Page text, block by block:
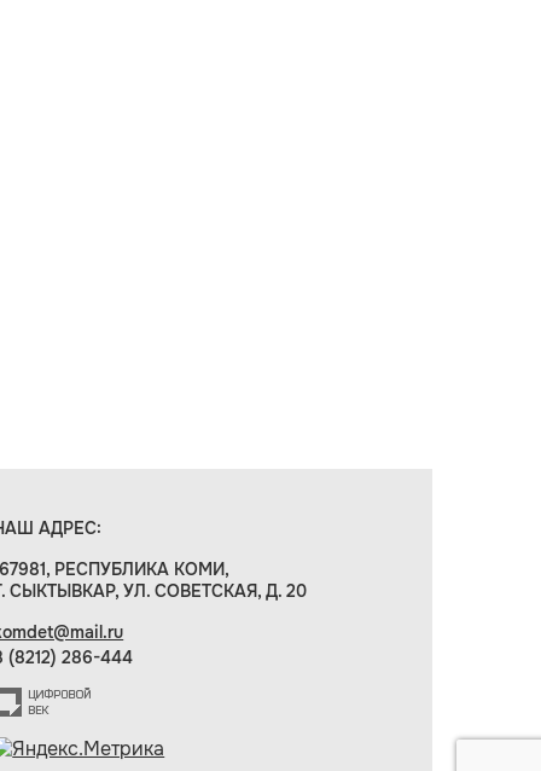
АДРЕС:
РЕСПУБЛИКА КОМИ,
СЫКТЫВКАР, УЛ. СОВЕТСКАЯ, Д. 20
(8212) 286-444